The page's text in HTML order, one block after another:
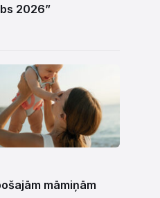
2026”
māmiņām